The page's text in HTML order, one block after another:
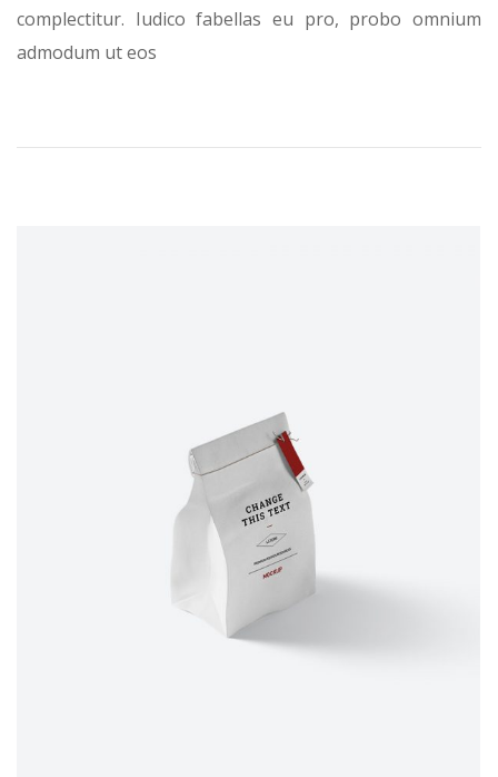
complectitur. Iudico fabellas eu pro, probo omnium
admodum ut eos